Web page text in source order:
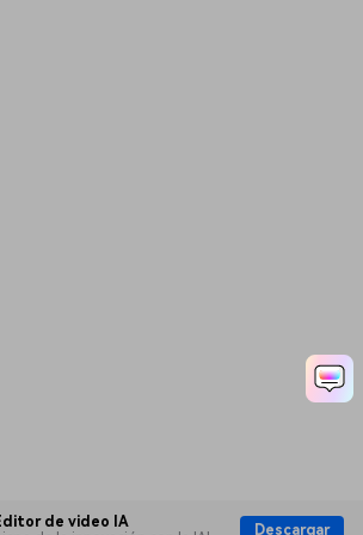
de video IA
Descargar